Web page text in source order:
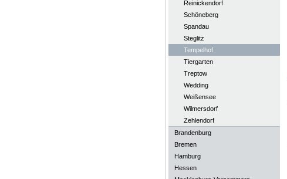
Reinickendorf
Schöneberg
Spandau
Steglitz
Tempelhof
Tiergarten
Treptow
Wedding
Weißensee
Wilmersdorf
Zehlendorf
Brandenburg
Bremen
Hamburg
Hessen